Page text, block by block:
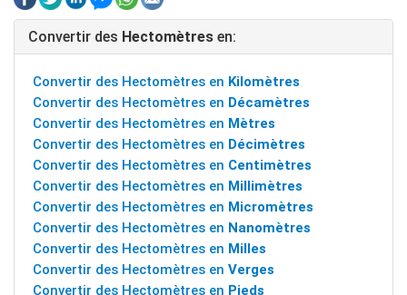
Convertir des Hectomètres en:
Convertir des Hectomètres en Kilomètres
Convertir des Hectomètres en Décamètres
Convertir des Hectomètres en Mètres
Convertir des Hectomètres en Décimètres
Convertir des Hectomètres en Centimètres
Convertir des Hectomètres en Millimètres
Convertir des Hectomètres en Micromètres
Convertir des Hectomètres en Nanomètres
Convertir des Hectomètres en Milles
Convertir des Hectomètres en Verges
Convertir des Hectomètres en Pieds